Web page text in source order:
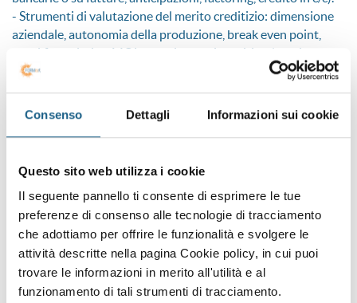
Consenso Dettagli Informazioni sui cookie
Questo sito web utilizza i cookie
Il seguente pannello ti consente di esprimere le tue
preferenze di consenso alle tecnologie di tracciamento
che adottiamo per offrire le funzionalità e svolgere le
attività descritte nella pagina Cookie policy, in cui puoi
trovare le informazioni in merito all'utilità e al
funzionamento di tali strumenti di tracciamento.
- Strumenti di valutazione del merito creditizio: dimensione
aziendale, autonomia della produzione, break even point,
oneri finanziari su MOL, rotazione dei crediti, valutazione
assets intangibili.
- Gli strumenti per la valutazione: business plan, bilancio
sociale, livello di capitalizzazione, indicatori di crisi aziendale.
- Gli aspetti di attendibilità: mancate fatturazioni e/o
manovre su crediti commerciali, ratei e risconti, cessione
immobili a prezzi inferiori a quelli di mercato, prestazioni
fittizie, leasing fittizi, magazzino.
SONO INTERESSATO